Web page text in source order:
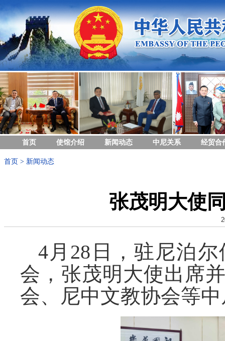
首页 使馆介绍 新闻动态 中尼关系 经贸合
首页 > 新闻动态
张茂明大使
4月 28 日，驻尼泊
会，张茂明大使出席
会、尼中文教协会等